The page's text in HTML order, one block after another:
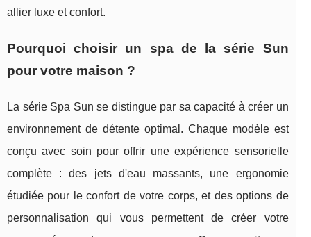
allier luxe et confort.
Pourquoi choisir un spa de la série Sun
pour votre maison ?
La série Spa Sun se distingue par sa capacité à créer un
environnement de détente optimal. Chaque modèle est
conçu avec soin pour offrir une expérience sensorielle
complète : des jets d'eau massants, une ergonomie
étudiée pour le confort de votre corps, et des options de
personnalisation qui vous permettent de créer votre